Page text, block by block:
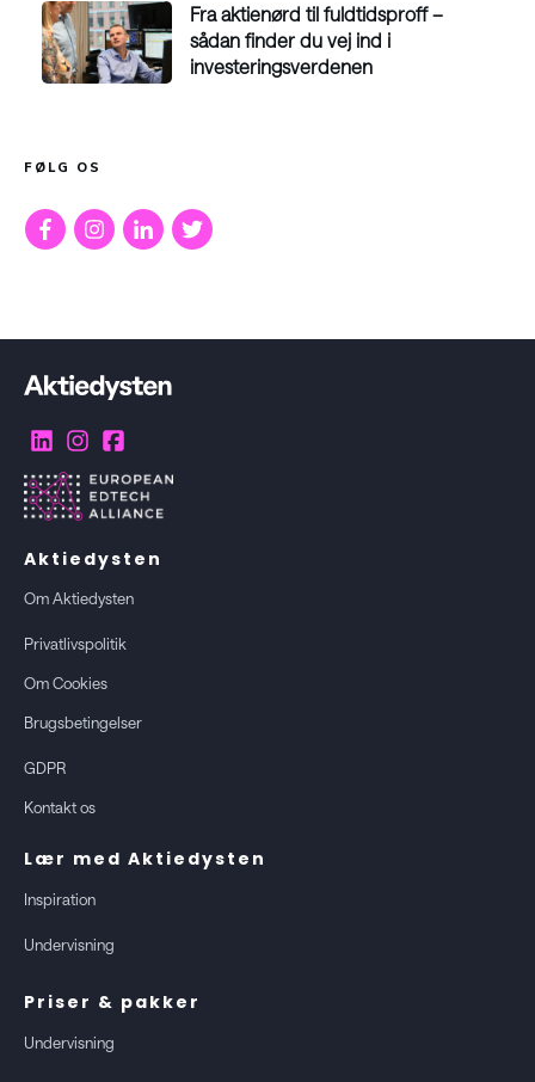
Fra aktienørd til fuldtidsproff –
sådan finder du vej ind i
investeringsverdenen
FØLG OS
Aktiedysten
Om Aktiedysten
Privatlivspolitik
Om Cookies
Brugsbetingelser
GDPR
Kontakt os
Lær med Aktiedysten
Inspiration
Undervisning
Priser & pakker
Undervisning